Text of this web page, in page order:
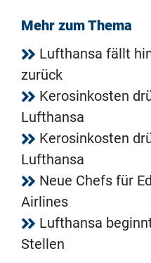
Mehr zum Thema
Lufthansa fällt
zurück
Kerosinkosten
Lufthansa
Kerosinkosten
Lufthansa
Neue Chefs für
Airlines
Lufthansa
Stellen